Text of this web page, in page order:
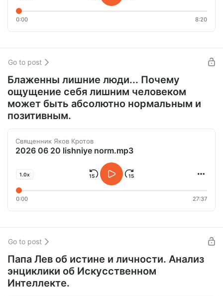
0:00 8:20
Go to post
Блаженны лишние люди... Почему
ощущение себя лишним человеком
может быть абсолютно нормальным и
позитивным.
Священник Яков Кротов
2026 06 20 lishniye norm.mp3
1.0x
0:00 27:37
Go to post
Папа Лев об истине и личности. Анализ
энциклики об Искусственном
Интеллекте.